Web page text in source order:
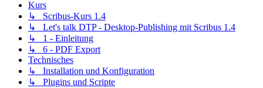
Kurs
↳ Scribus-Kurs 1.4
↳ Let's talk DTP - Desktop-Publishing mit Scribus 1.4
↳ 1 - Einleitung
↳ 6 - PDF Export
Technisches
↳ Installation und Konfiguration
↳ Plugins und Scripte